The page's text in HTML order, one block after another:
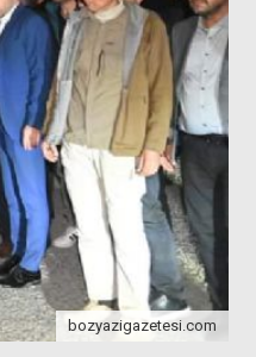
bozyazigazetesi.com